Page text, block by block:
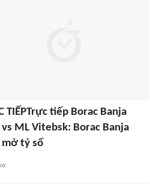
TIẾPTrực tiếp Borac Banja
vs ML Vitebsk: Borac Banja
mở tỷ số